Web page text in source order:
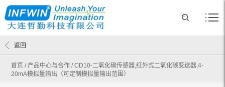
首页 / 产品中心与合作 /CD10-二氧化碳传感器,红外式二氧化碳变送器,4-
20mA模拟量输出（可定制模拟量输出范围）
返回